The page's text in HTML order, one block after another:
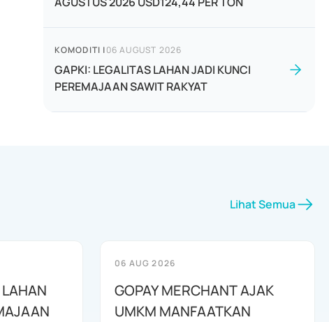
KOMODITI |06 AUGUST 2026
GAPKI: LEGALITAS LAHAN JADI KUNCI
PEREMAJAAN SAWIT RAKYAT
Lihat Semua
06 AUG 2026
GOPAY MERCHANT AJAK
UMKM MANFAATKAN